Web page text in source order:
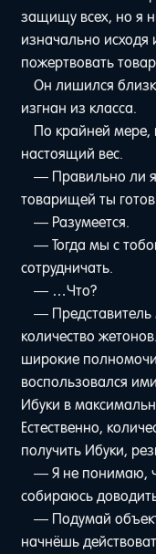
защищу всех, но я
изначально исходя
пожертвовать
Он лишился
изгнан из класса.
По крайней мере,
настоящий вес.
— Правильно ли
товарищей ты
— Разумеется.
— Тогда мы с
сотрудничать.
— …Что?
— Представитель
количество
широкие
воспользовался
Ибуки в
Естественно,
получить Ибуки,
— Я не понимаю,
собираюсь
— Подумай
начнёшь